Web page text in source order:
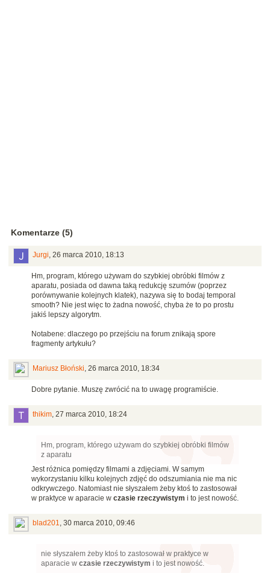
Komentarze (5)
Jurgi, 26 marca 2010, 18:13
Hm, program, którego używam do szybkiej obróbki filmów z
aparatu, posiada od dawna taką redukcję szumów (poprzez
porównywanie kolejnych klatek), nazywa się to bodaj temporal
smooth? Nie jest więc to żadna nowość, chyba że to po prostu
jakiś lepszy algorytm.
Notabene: dlaczego po przejściu na forum znikają spore
fragmenty artykułu?
Mariusz Błoński, 26 marca 2010, 18:34
Dobre pytanie. Muszę zwrócić na to uwagę programiście.
thikim, 27 marca 2010, 18:24
Hm, program, którego używam do szybkiej obróbki filmów
z aparatu
Jest różnica pomiędzy filmami a zdjęciami. W samym
wykorzystaniu kilku kolejnych zdjęć do odszumiania nie ma nic
odkrywczego. Natomiast nie słyszałem żeby ktoś to zastosował
w praktyce w aparacie w czasie rzeczywistym i to jest nowość.
blad201, 30 marca 2010, 09:46
nie słyszałem żeby ktoś to zastosował w praktyce w
aparacie w czasie rzeczywistym i to jest nowość.